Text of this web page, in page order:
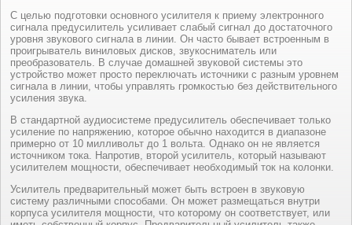
С целью подготовки основного усилителя к приему электронного
сигнала предусилитель усиливает слабый сигнал до достаточного
уровня звукового сигнала в линии. Он часто бывает встроенным в
проигрыватель виниловых дисков, звукосниматель или
преобразователь. В случае домашней звуковой системы это
устройство может просто переключать источники с разным уровнем
сигнала в линии, чтобы управлять громкостью без действительного
усиления звука.
В стандартной аудиосистеме предусилитель обеспечивает только
усиление по напряжению, которое обычно находится в диапазоне
примерно от 10 милливольт до 1 вольта. Однако он не является
источником тока. Напротив, второй усилитель, который называют
усилителем мощности, обеспечивает необходимый ток на колонки.
Усилитель предварительный может быть встроен в звуковую
систему различными способами. Он может размещаться внутри
корпуса усилителя мощности, что которому он соответствует, или